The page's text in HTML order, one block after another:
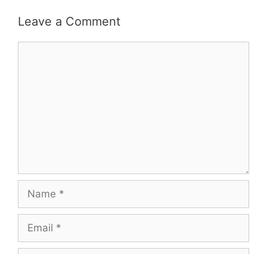
Leave a Comment